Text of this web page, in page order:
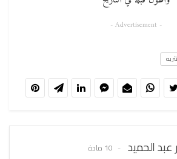
- Advertisement -
نثريه
عبد الحميد 10 مادة